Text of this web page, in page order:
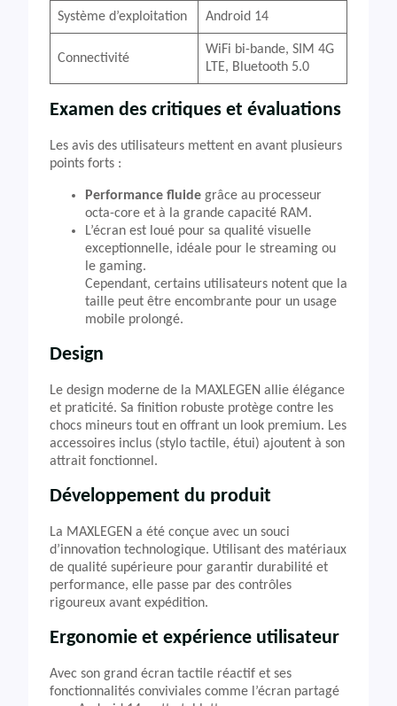
Système d’exploitation Android 14
Connectivité
WiFi bi-bande, SIM 4G
LTE, Bluetooth 5.0
Examen des critiques et évaluations
Les avis des utilisateurs mettent en avant plusieurs
points forts :
Performance fluide grâce au processeur
octa-core et à la grande capacité RAM.
L’écran est loué pour sa qualité visuelle
exceptionnelle, idéale pour le streaming ou
le gaming.
Cependant, certains utilisateurs notent que la
taille peut être encombrante pour un usage
mobile prolongé.
Design
Le design moderne de la MAXLEGEN allie élégance
et praticité. Sa finition robuste protège contre les
chocs mineurs tout en offrant un look premium. Les
accessoires inclus (stylo tactile, étui) ajoutent à son
attrait fonctionnel.
Développement du produit
La MAXLEGEN a été conçue avec un souci
d’innovation technologique. Utilisant des matériaux
de qualité supérieure pour garantir durabilité et
performance, elle passe par des contrôles
rigoureux avant expédition.
Ergonomie et expérience utilisateur
Avec son grand écran tactile réactif et ses
fonctionnalités conviviales comme l’écran partagé